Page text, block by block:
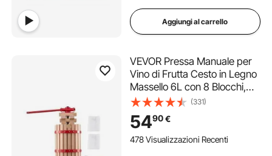
Aggiungi al carrello
VEVOR Pressa Manuale per
Vino di Frutta Cesto in Legno
Massello 6L con 8 Blocchi,
Spremiagrumi Manuale per
Bevande Alcoliche Pressa
per Sidro, Mela, Uva, Tintura,
Miele, Olio d'Oliva Cucina,
(331)
5490€
478 Visualizzazioni Recenti